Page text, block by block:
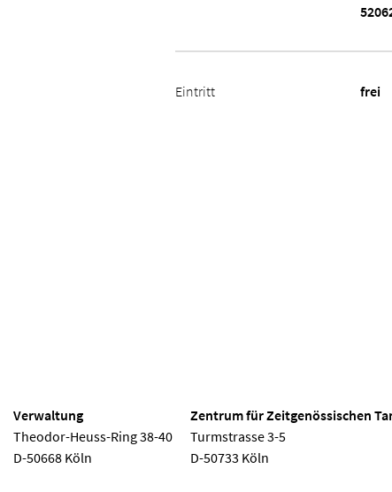
Eintritt frei
Verwaltung
Theodor-Heuss-Ring 38-40
D-50668 Köln
Zentrum für Zeitgenössischen
Turmstrasse 3-5
D-50733 Köln